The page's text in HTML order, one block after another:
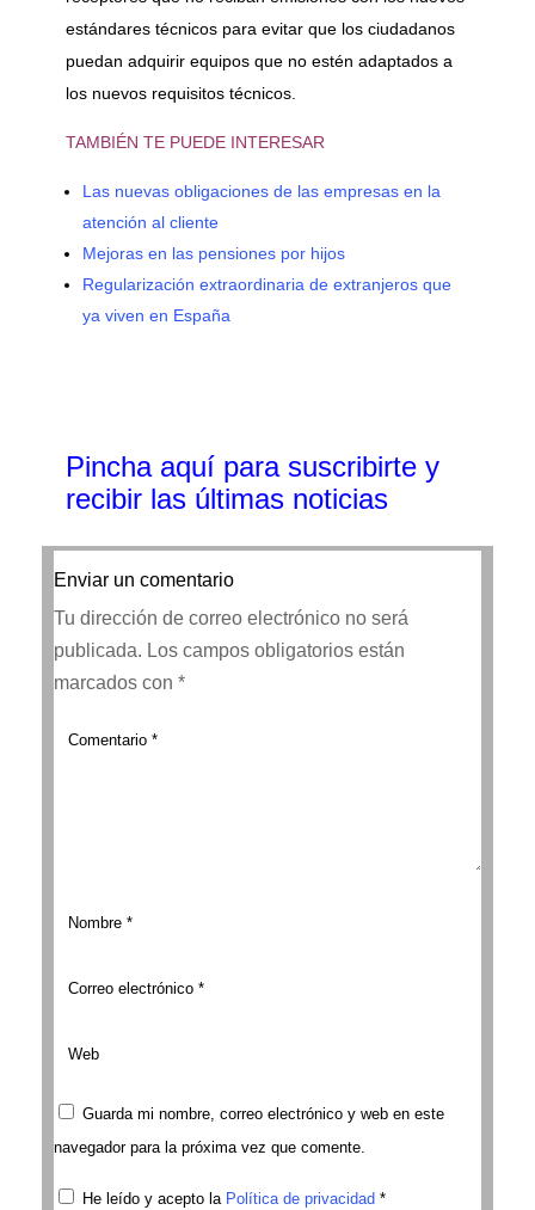
estándares técnicos para evitar que los ciudadanos
puedan adquirir equipos que no estén adaptados a
los nuevos requisitos técnicos.
TAMBIÉN TE PUEDE INTERESAR
Las nuevas obligaciones de las empresas en la
atención al cliente
Mejoras en las pensiones por hijos
Regularización extraordinaria de extranjeros que
ya viven en España
Pincha aquí para suscribirte y
recibir las últimas noticias
Enviar un comentario
Tu dirección de correo electrónico no será
publicada. Los campos obligatorios están
marcados con *
Guarda mi nombre, correo electrónico y web en este
navegador para la próxima vez que comente.
He leído y acepto la Política de privacidad *